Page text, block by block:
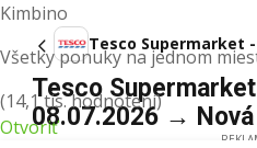
Kimbino
Všetky ponuky na jednom
(14,1 tis. hodnotení)
Otvoriť
Tesco Supermarket
Tesco
08.07.2026 →